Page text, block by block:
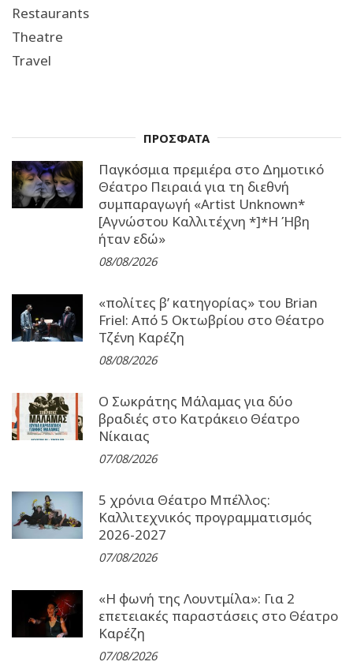
Restaurants
Theatre
Travel
ΠΡΟΣΦΑΤΑ
Παγκόσμια πρεμιέρα στο Δημοτικό
Θέατρο Πειραιά για τη διεθνή
συμπαραγωγή «Artist Unknown*
[Αγνώστου Καλλιτέχνη *]*Η Ήβη
ήταν εδώ»
08/08/2026
«πολίτες β’ κατηγορίας» του Brian
Friel: Από 5 Οκτωβρίου στο Θέατρο
Τζένη Καρέζη
08/08/2026
Ο Σωκράτης Μάλαμας για δύο
βραδιές στο Κατράκειο Θέατρο
Νίκαιας
07/08/2026
5 χρόνια Θέατρο Μπέλλος:
Καλλιτεχνικός προγραμματισμός
2026-2027
07/08/2026
«Η φωνή της Λουντμίλα»: Για 2
επετειακές παραστάσεις στο Θέατρο
Καρέζη
07/08/2026